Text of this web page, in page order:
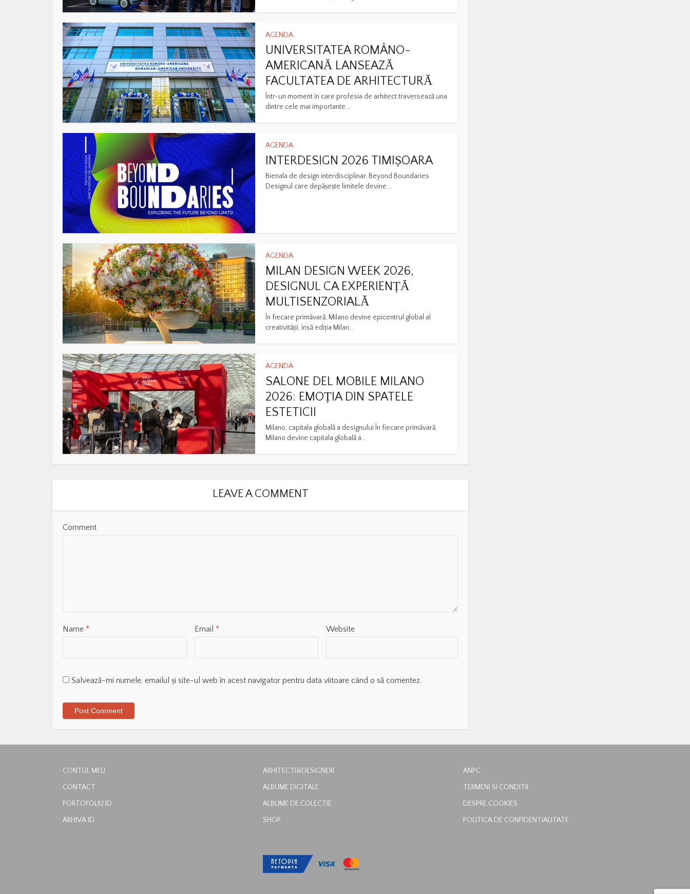
AGENDA
UNIVERSITATEA ROMÂNO-
AMERICANĂ LANSEAZĂ
FACULTATEA DE ARHITECTURĂ
Într-un moment în care profesia de arhitect traversează una
dintre cele mai importante...
AGENDA
INTERDESIGN 2026 TIMIȘOARA
Bienala de design interdisciplinar, Beyond Boundaries
Designul care depășește limitele devine...
AGENDA
MILAN DESIGN WEEK 2026,
DESIGNUL CA EXPERIENȚĂ
MULTISENZORIALĂ
În fiecare primăvară, Milano devine epicentrul global al
creativității, însă ediția Milan...
AGENDA
SALONE DEL MOBILE MILANO
2026: EMOȚIA DIN SPATELE
ESTETICII
Milano, capitala globală a designului În fiecare primăvară,
Milano devine capitala globală a...
LEAVE A COMMENT
Comment
Name * Email * Website
Salvează-mi numele, emailul și site-ul web în acest navigator pentru data viitoare când o să comentez.
CONTUL MEU
CONTACT
PORTOFOLIU ID
ARHIVA ID
ARHITECTI&DESIGNERI
ALBUME DIGITALE
ALBUME DE COLECTIE
SHOP
ANPC
TERMENI SI CONDITII
DESPRE COOKIES
POLITICA DE CONFIDENTIALITATE